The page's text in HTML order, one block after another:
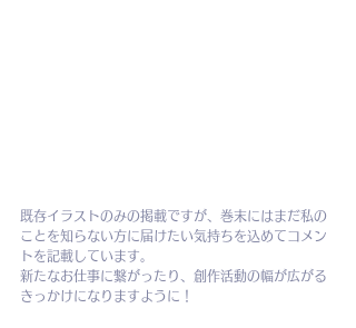
既存イラストのみの掲載ですが、巻末にはまだ私の
ことを知らない方に届けたい気持ちを込めてコメン
トを記載しています。
新たなお仕事に繋がったり、創作活動の幅が広がる
きっかけになりますように！